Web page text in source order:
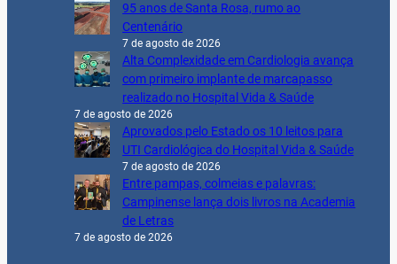
95 anos de Santa Rosa, rumo ao
Centenário
7 de agosto de 2026
Alta Complexidade em Cardiologia avança
com primeiro implante de marcapasso
realizado no Hospital Vida & Saúde
7 de agosto de 2026
Aprovados pelo Estado os 10 leitos para
UTI Cardiológica do Hospital Vida & Saúde
7 de agosto de 2026
Entre pampas, colmeias e palavras:
Campinense lança dois livros na Academia
de Letras
7 de agosto de 2026